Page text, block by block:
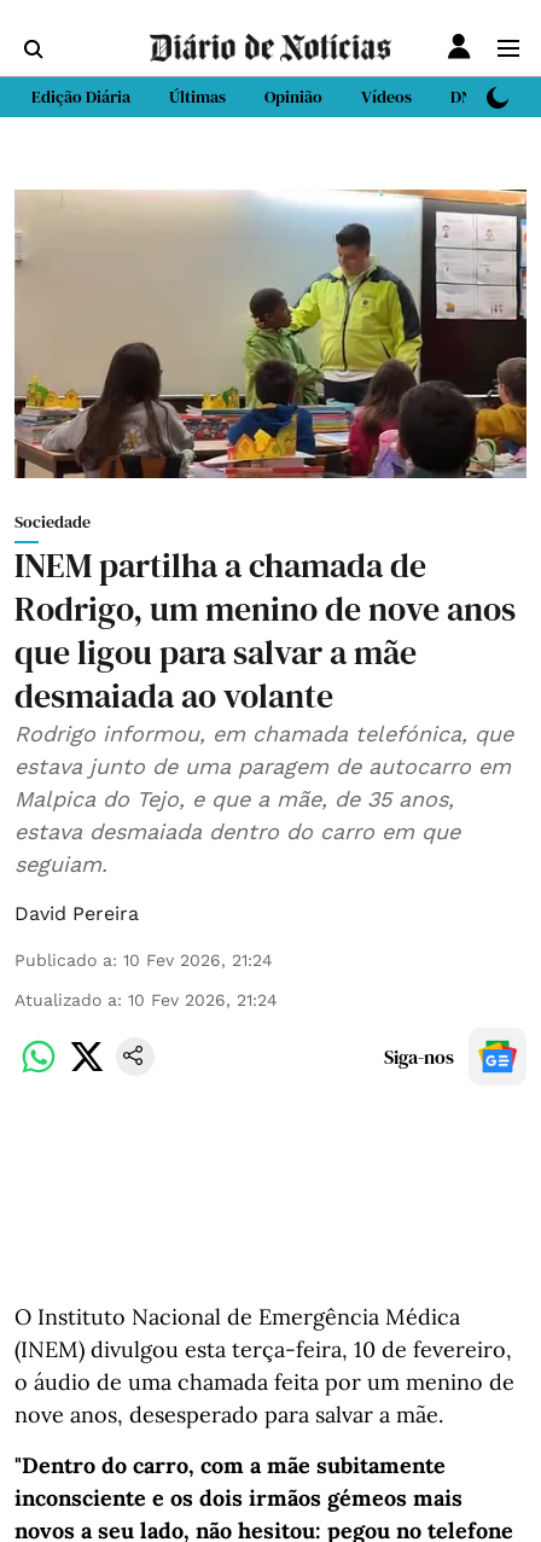
Edição Diária Últimas Opinião Vídeos DN Sport
Sociedade
INEM partilha a chamada de
Rodrigo, um menino de nove anos
que ligou para salvar a mãe
desmaiada ao volante
Rodrigo informou, em chamada telefónica, que
estava junto de uma paragem de autocarro em
Malpica do Tejo, e que a mãe, de 35 anos,
estava desmaiada dentro do carro em que
seguiam.
David Pereira
Publicado a: 10 Fev 2026, 21:24
Atualizado a: 10 Fev 2026, 21:24
Siga-nos
O Instituto Nacional de Emergência Médica
(INEM) divulgou esta terça-feira, 10 de fevereiro,
o áudio de uma chamada feita por um menino de
nove anos, desesperado para salvar a mãe.
"Dentro do carro, com a mãe subitamente
inconsciente e os dois irmãos gémeos mais
novos a seu lado, não hesitou: pegou no telefone